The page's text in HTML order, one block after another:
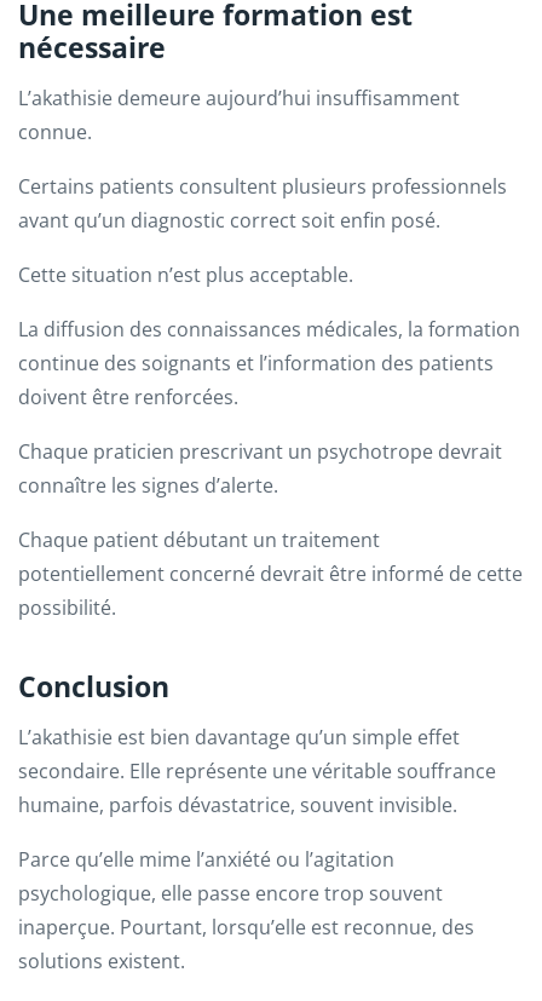
Une meilleure formation est
nécessaire
L’akathisie demeure aujourd’hui insuffisamment
connue.
Certains patients consultent plusieurs professionnels
avant qu’un diagnostic correct soit enfin posé.
Cette situation n’est plus acceptable.
La diffusion des connaissances médicales, la formation
continue des soignants et l’information des patients
doivent être renforcées.
Chaque praticien prescrivant un psychotrope devrait
connaître les signes d’alerte.
Chaque patient débutant un traitement
potentiellement concerné devrait être informé de cette
possibilité.
Conclusion
L’akathisie est bien davantage qu’un simple effet
secondaire. Elle représente une véritable souffrance
humaine, parfois dévastatrice, souvent invisible.
Parce qu’elle mime l’anxiété ou l’agitation
psychologique, elle passe encore trop souvent
inaperçue. Pourtant, lorsqu’elle est reconnue, des
solutions existent.